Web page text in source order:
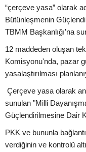
“çerçeve yasa” olarak
Bütünleşmenin
TBMM Başkanlığı’na
12 maddeden oluşan
Komisyonu'nda, pazar
yasalaştırılması
Çerçeve yasa olarak
sunulan "Milli
Güçlendirilmesine Dair
PKK ve bununla
verdiğinin ve kontrolü